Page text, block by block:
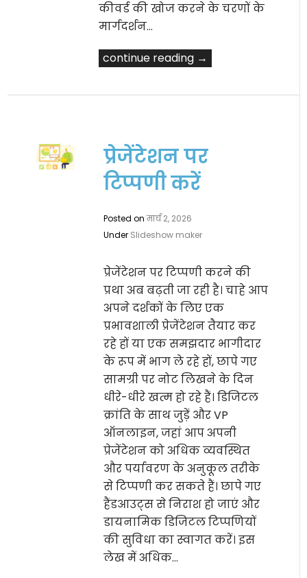
कीवर्ड की खोज करने के चरणों के
मार्गदर्शन…
continue reading →
प्रेजेंटेशन पर
टिप्पणी करें
Posted onमार्च 2, 2026
Under Slideshow maker
प्रेजेंटेशन पर टिप्पणी करने की
प्रथा अब बढ़ती जा रही है। चाहे आप
अपने दर्शकों के लिए एक
प्रभावशाली प्रेजेंटेशन तैयार कर
रहे हों या एक समझदार भागीदार
के रूप में भाग ले रहे हों, छापे गए
सामग्री पर नोट लिखने के दिन
धीरे-धीरे खत्म हो रहे हैं। डिजिटल
क्रांति के साथ जुड़ें और VP
ऑनलाइन, जहां आप अपनी
प्रेजेंटेशन को अधिक व्यवस्थित
और पर्यावरण के अनुकूल तरीके
से टिप्पणी कर सकते हैं। छापे गए
हैंडआउट्स से निराश हो जाएं और
डायनामिक डिजिटल टिप्पणियों
की सुविधा का स्वागत करें। इस
लेख में अधिक…